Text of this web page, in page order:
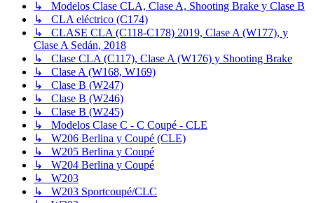
↳ Modelos Clase CLA, Clase A, Shooting Brake y Clase B
↳ CLA eléctrico (C174)
↳ CLASE CLA (C118-C178) 2019, Clase A (W177), y
Clase A Sedán, 2018
↳ Clase CLA (C117), Clase A (W176) y Shooting Brake
↳ Clase A (W168, W169)
↳ Clase B (W247)
↳ Clase B (W246)
↳ Clase B (W245)
↳ Modelos Clase C - C Coupé - CLE
↳ W206 Berlina y Coupé (CLE)
↳ W205 Berlina y Coupé
↳ W204 Berlina y Coupé
↳ W203
↳ W203 Sportcoupé/CLC